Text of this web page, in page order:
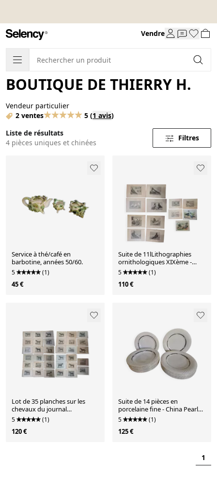
Vendre
BOUTIQUE DE THIERRY H.
Vendeur particulier
2 ventes
5 (1 avis)
Liste de résultats
4 pièces uniques et chinées
Filtres
Service à thé/café en
barbotine, années 50/60.
5 (1)
45 €
Suite de 11lLithographies
ornithologiques XIXème -
Races de Pigeons
5 (1)
110 €
Lot de 35 planches sur les
chevaux du journal
"l'Acclimatation"
5 (1)
120 €
Suite de 14 pièces en
porcelaine fine - China Pearl
"Alexandrite"
5 (1)
125 €
1